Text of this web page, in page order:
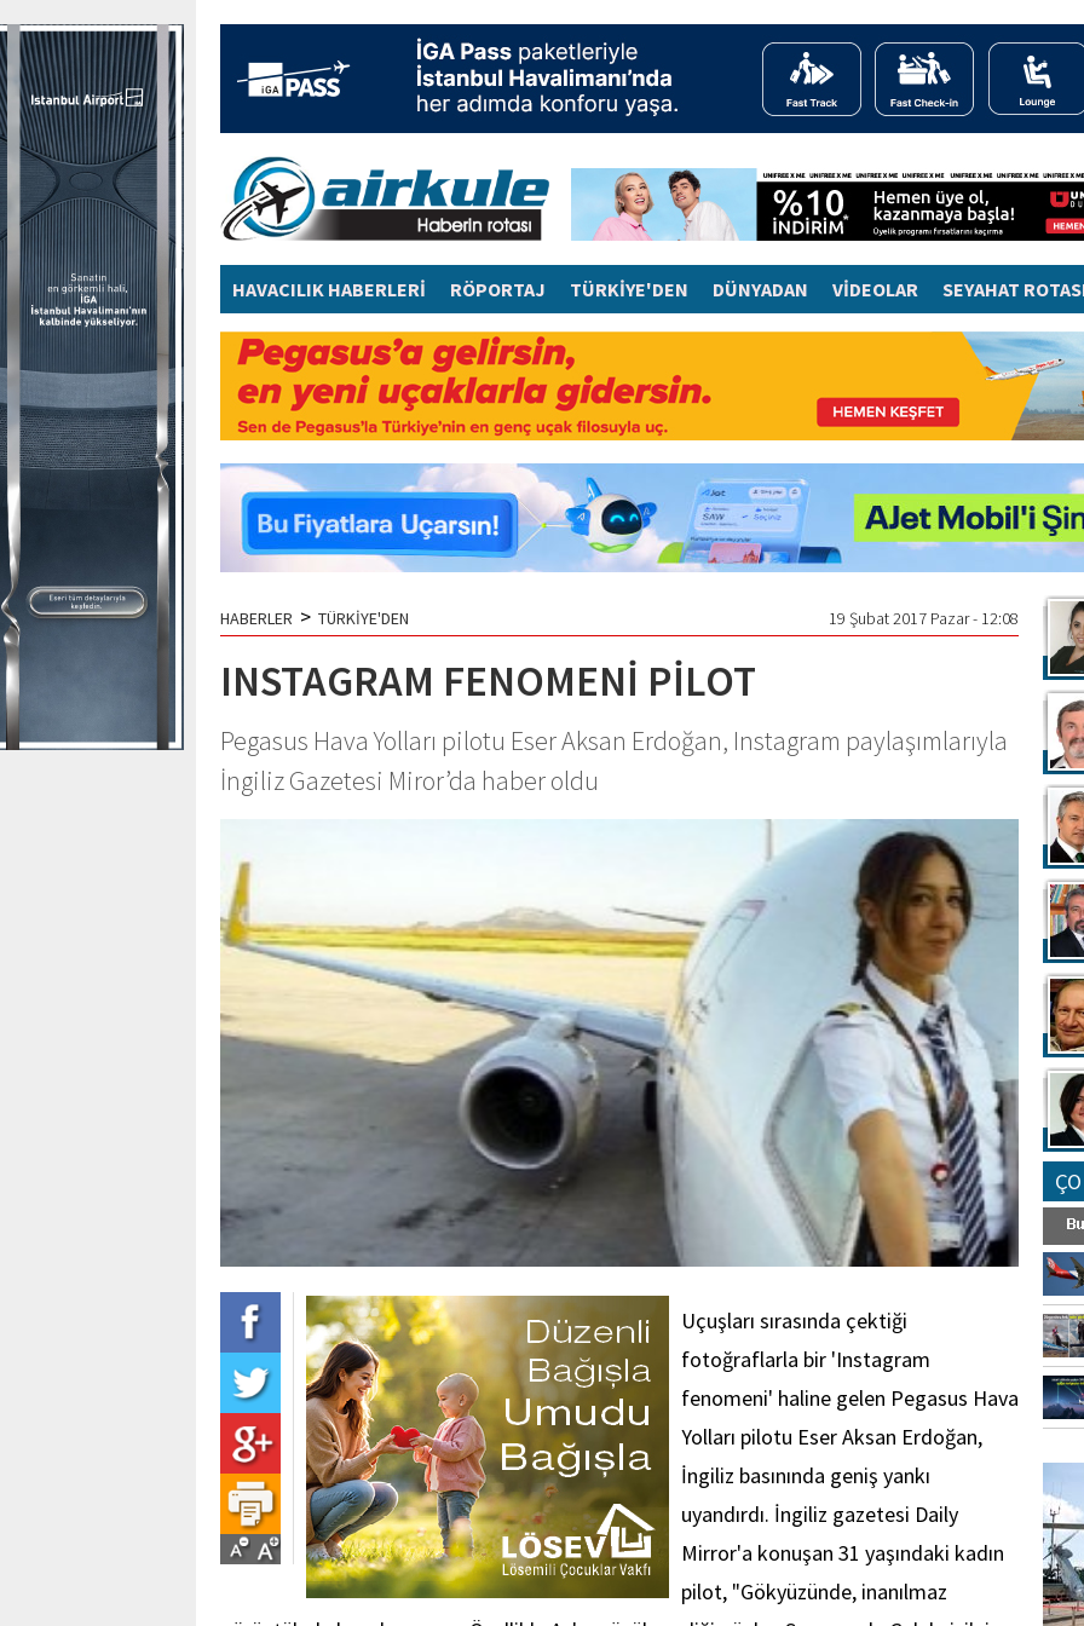
HAVACILIK HABERLERİ RÖPORTAJ TÜRKİYE'DEN DÜNYADAN VİDEOLAR SEYAHAT
HABERLER > TÜRKİYE'DEN 19 Şubat 2017 Pazar - 12:08
INSTAGRAM FENOMENİ PİLOT
Pegasus Hava Yolları pilotu Eser Aksan Erdoğan, Instagram paylaşımlarıyla
İngiliz Gazetesi Miror’da haber oldu
Uçuşları sırasında çektiği
fotoğraflarla bir 'Instagram
fenomeni' haline gelen Pegasus Hava
Yolları pilotu Eser Aksan Erdoğan,
İngiliz basınında geniş yankı
uyandırdı. İngiliz gazetesi Daily
Mirror'a konuşan 31 yaşındaki kadın
pilot, "Gökyüzünde, inanılmaz